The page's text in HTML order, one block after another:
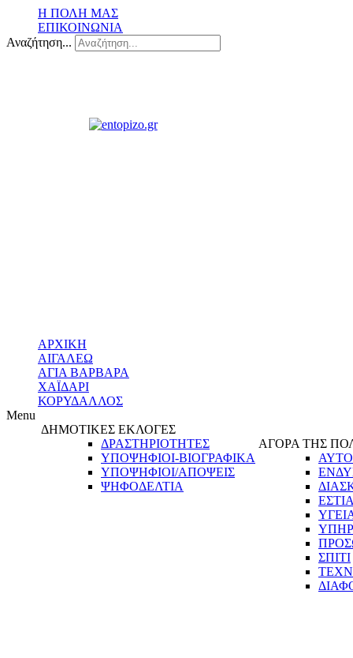
Η ΠΟΛΗ ΜΑΣ
ΕΠΙΚΟΙΝΩΝΙΑ
Αναζήτηση...
ΑΡΧΙΚΗ
ΑΙΓΑΛΕΩ
ΑΓΙΑ ΒΑΡΒΑΡΑ
ΧΑΪΔΑΡΙ
ΚΟΡΥΔΑΛΛΟΣ
Menu
ΔΗΜΟΤΙΚΕΣ ΕΚΛΟΓΕΣ
ΔΡΑΣΤΗΡΙΟΤΗΤΕΣ
ΥΠΟΨΗΦΙΟΙ-ΒΙΟΓΡΑΦΙΚΑ
ΥΠΟΨΗΦΙΟΙ/ΑΠΟΨΕΙΣ
ΨΗΦΟΔΕΛΤΙΑ
ΑΓΟΡΑ ΤΗΣ
ΣΠΙΤΙ